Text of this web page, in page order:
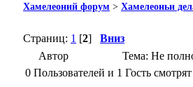
Хамелеоний форум > Хамелеоньи
Страниц: 1 [2] Вниз
Автор
Тема: Не
0 Пользователей и 1 Гость смотрят